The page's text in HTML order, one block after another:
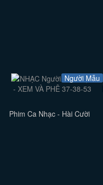
Người Mẫu
Phim Ca Nhạc - Hài Cười